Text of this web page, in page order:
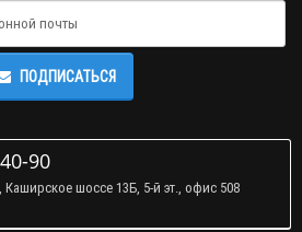
ПОДПИСАТЬСЯ
90
Каширское шоссе 13Б, 5-й эт., офис 508